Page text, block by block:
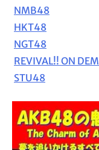
NMB48
HKT48
NGT48
REVIVAL!! ON
STU48